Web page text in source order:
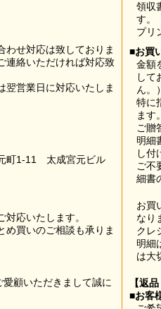
せ対応は致しておりま
連絡いただければ対応致
営業日に対応いたしま
町1-11 太成宮元ビル
応いたします。
買いのご相談も承りま
顧いただきまして誠に
領収
す。
プリ
■お買
金額
して
ん。）
特に
ます。
ご贈
明細
し付
ご不
細書
お買
なり
クレ
明細
は大
【返
■お客